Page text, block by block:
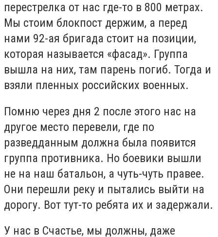
перестрелка от нас где-то в 800 метрах.
Мы стоим блокпост держим, а перед
нами 92-ая бригада стоит на позиции,
которая называется «фасад». Группа
вышла на них, там парень погиб. Тогда и
взяли пленных российских военных.
Помню через дня 2 после этого нас на
другое место перевели, где по
разведданным должна была появится
группа противника. Но боевики вышли
не на наш батальон, а чуть-чуть правее.
Они перешли реку и пытались выйти на
дорогу. Вот тут-то ребята их и задержали.
У нас в Счастье, мы должны, даже